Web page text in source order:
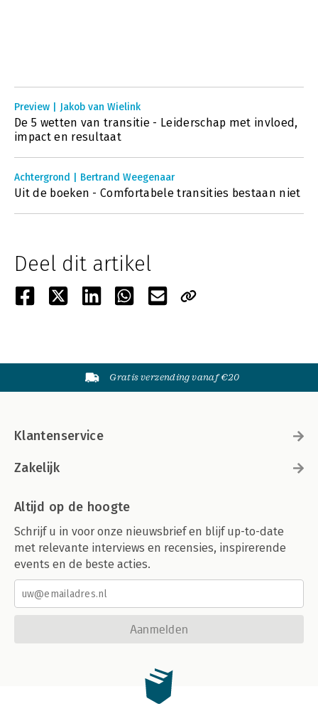
Preview | Jakob van Wielink
De 5 wetten van transitie - Leiderschap met invloed,
impact en resultaat
Achtergrond | Bertrand Weegenaar
Uit de boeken - Comfortabele transities bestaan niet
Deel dit artikel
Gratis verzending vanaf €20
Klantenservice
Zakelijk
Altijd op de hoogte
Schrijf u in voor onze nieuwsbrief en blijf up-to-date
met relevante interviews en recensies, inspirerende
events en de beste acties.
Aanmelden